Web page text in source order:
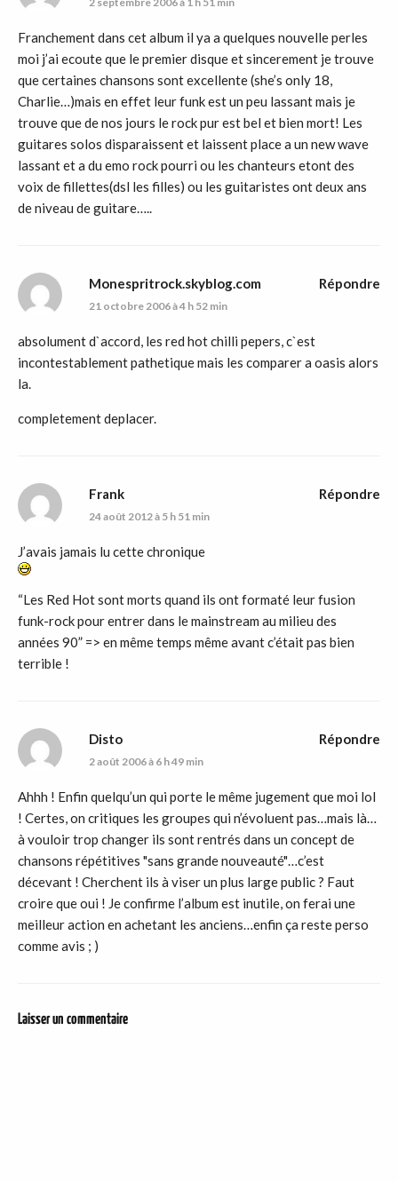
Franchement dans cet album il ya a quelques nouvelle perles
moi j’ai ecoute que le premier disque et sincerement je trouve
que certaines chansons sont excellente (she’s only 18,
Charlie…)mais en effet leur funk est un peu lassant mais je
trouve que de nos jours le rock pur est bel et bien mort! Les
guitares solos disparaissent et laissent place a un new wave
lassant et a du emo rock pourri ou les chanteurs etont des
voix de fillettes(dsl les filles) ou les guitaristes ont deux ans
de niveau de guitare…..
Monespritrock.skyblog.com
21 octobre 2006 à 4 h 52 min
absolument d`accord, les red hot chilli pepers, c`est
incontestablement pathetique mais les comparer a oasis alors
la.
completement deplacer.
Répondre
Frank
24 août 2012 à 5 h 51 min
J’avais jamais lu cette chronique
“Les Red Hot sont morts quand ils ont formaté leur fusion
funk-rock pour entrer dans le mainstream au milieu des
années 90” => en même temps même avant c’était pas bien
terrible !
Répondre
Disto
2 août 2006 à 6 h 49 min
Ahhh ! Enfin quelqu’un qui porte le même jugement que moi lol
! Certes, on critiques les groupes qui n’évoluent pas…mais là…
à vouloir trop changer ils sont rentrés dans un concept de
chansons répétitives "sans grande nouveauté"…c’est
décevant ! Cherchent ils à viser un plus large public ? Faut
croire que oui ! Je confirme l’album est inutile, on ferai une
meilleur action en achetant les anciens…enfin ça reste perso
comme avis ; )
Répondre
Laisser un commentaire